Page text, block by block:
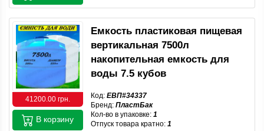
41200.00 грн.
Емкость пластиковая пищевая
вертикальная 7500л
накопительная емкость для
воды 7.5 кубов
Код: ЕВП#34337
Бренд: ПластБак
Кол-во в упаковке: 1
Отпуск товара кратно: 1
В корзину